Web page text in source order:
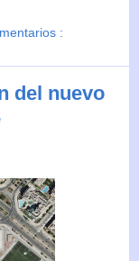
:
del nuevo